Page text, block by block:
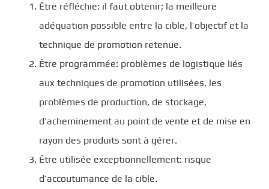
Être réfléchie: il faut obtenir; la meilleure
adéquation possible entre la cible, l’objectif et la
technique de promotion retenue.
Être programmée: problèmes de logistique liés
aux techniques de promotion utilisées, les
problèmes de production, de stockage,
d’acheminement au point de vente et de mise en
rayon des produits sont à gérer.
Être utilisée exceptionnellement: risque
d’accoutumance de la cible.